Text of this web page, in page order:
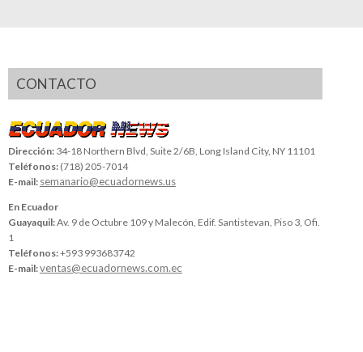
CONTACTO
Dirección: 34-18 Northern Blvd, Suite 2/6B, Long Island City, NY 11101
Teléfonos: (718) 205-7014
E-mail: semanario@ecuadornews.us
En Ecuador
Guayaquil:Av. 9 de Octubre 109 y Malecón, Edif. Santistevan, Piso 3, Ofi.
1
Teléfonos:+593 993683742
E-mail:ventas@ecuadornews.com.ec